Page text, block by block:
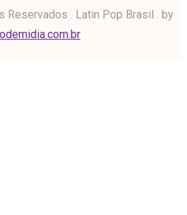
Reservados . Latin Pop Brasil . by